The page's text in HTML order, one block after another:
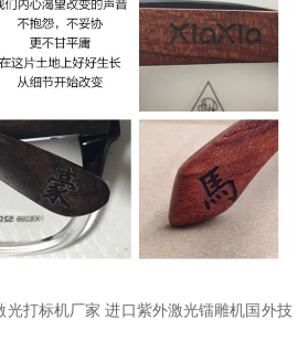
光打标机厂家 进口紫外激光镭雕机国外技